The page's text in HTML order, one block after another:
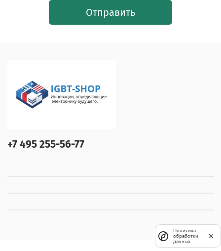
Отправить
+7 495 255-56-77
Политика
обработки
данных